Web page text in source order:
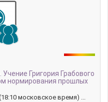
Учение Григория Грабового
нормирования прошлых
московское время) ...